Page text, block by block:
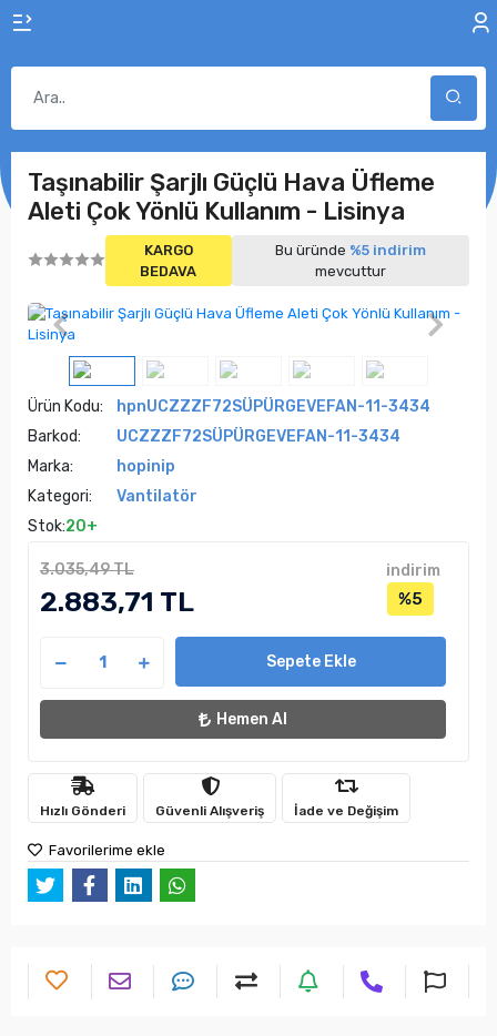
Taşınabilir Şarjlı Güçlü Hava Üfleme
Aleti Çok Yönlü Kullanım - Lisinya
KARGO
BEDAVA
Bu üründe %5 indirim
mevcuttur
Ürün Kodu:
hpnUCZZZF72SÜPÜRGEVEFAN-11-3434
Barkod:
UCZZZF72SÜPÜRGEVEFAN-11-3434
Marka:
hopinip
Kategori:
Vantilatör
Stok:20+
3.035,49 TL
2.883,71 TL
indirim
%5
Sepete Ekle
Hemen Al
Hızlı Gönderi Güvenli Alışveriş İade ve Değişim
Favorilerime ekle